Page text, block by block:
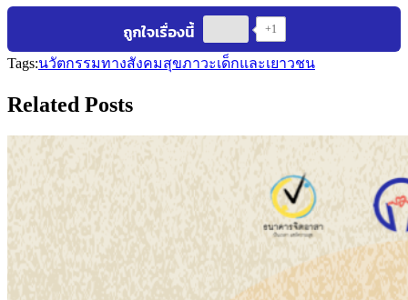
+1
Tags:นวัตกรรมทางสังคมสุขภาวะเด็กและเยาวชน
Related Posts